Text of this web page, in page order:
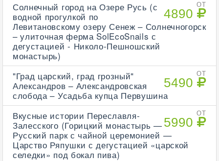
ОТ
4890
Солнечный город на Озере Русь (с
водной прогулкой по
Левитановскому озеру Сенеж – Солнечногорск
– улиточная ферма SolEcoSnails с
дегустацией - Николо-Пешношский
монастырь)
ОТ
5490
"Град царский, град грозный"
Александров – Александровская
слобода – Усадьба купца Первушина
ОТ
5990
Вкусные истории Переславля-
Залесского (Горицкий монастырь —
Русский парк с чайной церемонией —
Царство Ряпушки с дегустацией «царской
селедки» под бокал пива)